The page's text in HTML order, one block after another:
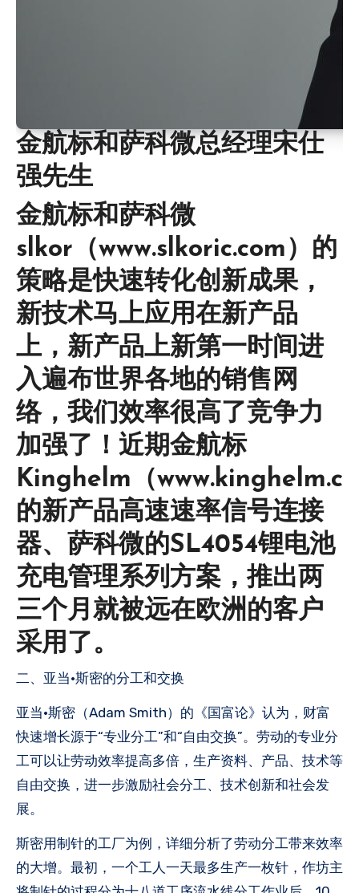
‌金航标和萨科微总经理宋仕
强先生
金航标和萨科微
slkor（www.slkoric.com）的
策略是快速转化创新成果，
新技术马上应用在新产品
上，新产品上新第一时间进
入遍布世界各地的销售网
络，我们效率很高了竞争力
加强了！近期金航标
Kinghelm（
的新产品高速速率信号连接
器、萨科微的SL4054锂电池
充电管理系列方案，推出两
三个月就被远在欧洲的客户
采用了。
二、亚当·斯密的分工和交换
亚当·斯密（Adam Smith）的《国富论》认为，财富
快速增长源于“专业分工”和“自由交换”。劳动的专业分
工可以让劳动效率提高多倍，生产资料、产品、技术等
自由交换，进一步激励社会分工、技术创新和社会发
展。
斯密用制针的工厂为例，详细分析了劳动分工带来效率
的大增。最初，一个工人一天最多生产一枚针，作坊主